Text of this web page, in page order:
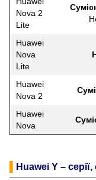
Nova 2
Lite
Huawei
Nova
Lite
Huawei
Nova 2
Huawei
Nova
Huawei Y –